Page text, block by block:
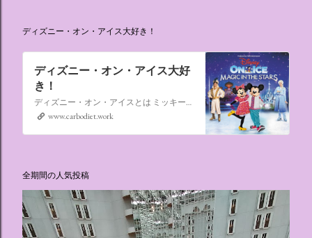
ディズニー・オン・アイス大好き！
ディズニー・オン・アイス大好
き！
ディズニー・オン・アイスとは ミッキーマウスやミニーマウスをはじめ、たくさんのディズニーキャラクターが登場し、世代を超えて愛され続けている、氷の上のミュージカルショーです。
www.carbodiet.work
全期間の人気投稿